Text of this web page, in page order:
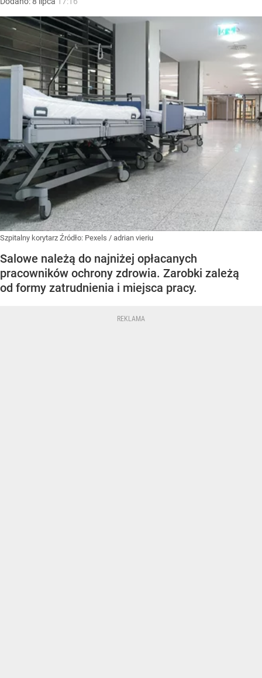
Szpitalny korytarz Źródło: Pexels / adrian vieriu
Salowe należą do najniżej opłacanych
pracowników ochrony zdrowia. Zarobki zależą
od formy zatrudnienia i miejsca pracy.